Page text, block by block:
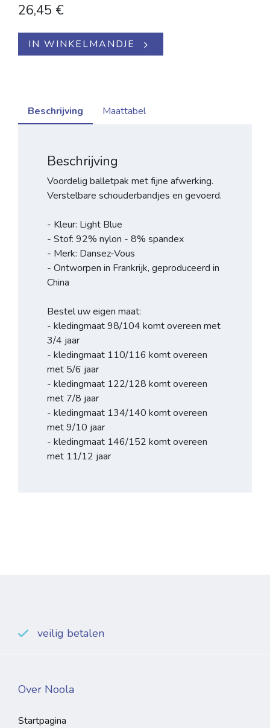
26,45 €
IN WINKELMANDJE
Beschrijving Maattabel
Beschrijving
Voordelig balletpak met fijne afwerking.
Verstelbare schouderbandjes en gevoerd.
- Kleur: Light Blue
- Stof: 92% nylon - 8% spandex
- Merk: Dansez-Vous
- Ontworpen in Frankrijk, geproduceerd in
China
Bestel uw eigen maat:
- kledingmaat 98/104 komt overeen met
3/4 jaar
- kledingmaat 110/116 komt overeen
met 5/6 jaar
- kledingmaat 122/128 komt overeen
met 7/8 jaar
- kledingmaat 134/140 komt overeen
met 9/10 jaar
- kledingmaat 146/152 komt overeen
met 11/12 jaar
veilig betalen
Over Noola
Startpagina